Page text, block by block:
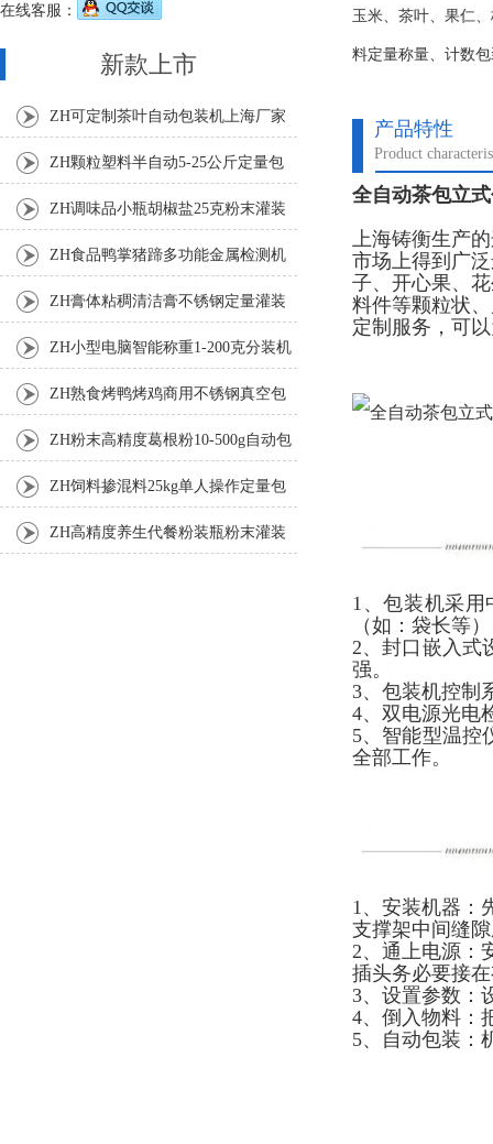
玉米、茶叶、果仁
料定量称量、计数
产品特性
Product
全自动茶包立
上海铸衡生产
市场上得到广
子、开心果、
料件等颗粒状
定制服务，可
1、包装机采
（如：袋长等
2、封口嵌入式
强。
3、包装机控制
4、双电源光电
5、智能型温控
全部工作。
1、安装机器：
支撑架中间缝
2、通上电源：
插头务必要接
3、设置参数：
4、倒入物料：
5、自动包装：
在线客服：
新款上市
ZH可定制茶叶自动包装机上海厂家
ZH颗粒塑料半自动5-25公斤定量包
装机 ZH调味品小瓶胡椒盐25克粉末灌装
ZH食品鸭掌猪蹄多功能金属检测机
ZH膏体粘稠清洁膏不锈钢定量灌装
机厂家 ZH小型电脑智能称重1-200克分装机
ZH熟食烤鸭烤鸡商用不锈钢真空包
装机 ZH粉末高精度葛根粉10-500g自动包
装机 ZH饲料掺混料25kg单人操作定量包
装机 ZH高精度养生代餐粉装瓶粉末灌装